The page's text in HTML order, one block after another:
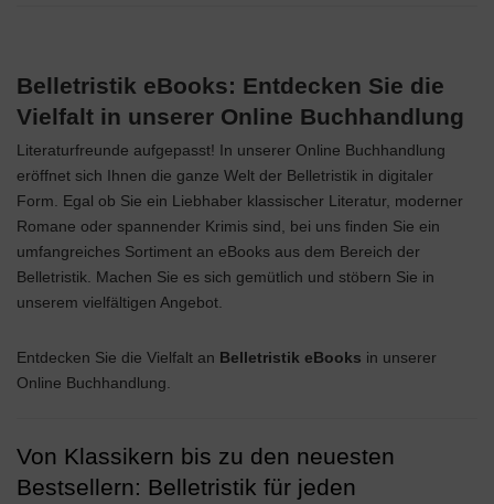
Belletristik eBooks: Entdecken Sie die
Vielfalt in unserer Online Buchhandlung
Literaturfreunde aufgepasst! In unserer Online Buchhandlung
eröffnet sich Ihnen die ganze Welt der Belletristik in digitaler
Form. Egal ob Sie ein Liebhaber klassischer Literatur, moderner
Romane oder spannender Krimis sind, bei uns finden Sie ein
umfangreiches Sortiment an eBooks aus dem Bereich der
Belletristik. Machen Sie es sich gemütlich und stöbern Sie in
unserem vielfältigen Angebot.
Entdecken Sie die Vielfalt an Belletristik eBooks in unserer
Online Buchhandlung.
Von Klassikern bis zu den neuesten
Bestsellern: Belletristik für jeden